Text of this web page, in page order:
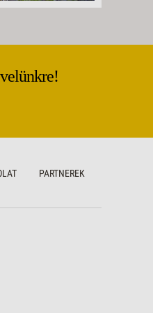
PARTNEREK